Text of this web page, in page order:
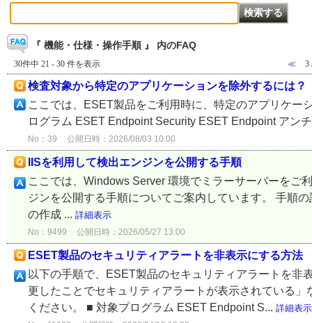
『 機能・仕様・操作手順 』 内のFAQ
30件中 21 - 30 件を表示 ≪ 3
検査対象から特定のアプリケーションを除外するには？
ここでは、ESET製品をご利用時に、特定のアプリケー
ログラム ESET Endpoint Security ESET Endpoint アン
No：39 公開日時：2026/08/03 10:00
IISを利用して検出エンジンを公開する手順
ここでは、Windows Server 環境でミラーサーバーをご
ジンを公開する手順についてご案内しています。 手順
の作成 ... 詳細表示
No：9499 公開日時：2026/05/27 13:00
ESET製品のセキュリティアラートを非表示にする方法
以下の手順で、ESET製品のセキュリティアラートを
更したことでセキュリティアラートが表示されている
ください。 ■ 対象プログラム ESET Endpoint S... 詳細表示